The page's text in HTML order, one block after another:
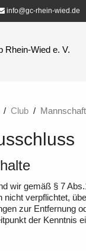
info@gc-rhein-wied.de
Rhein-Wied e. V.
Club
wir gemäß § 7
nicht verpflichtet,
zur Entfernung
der Kenntnis